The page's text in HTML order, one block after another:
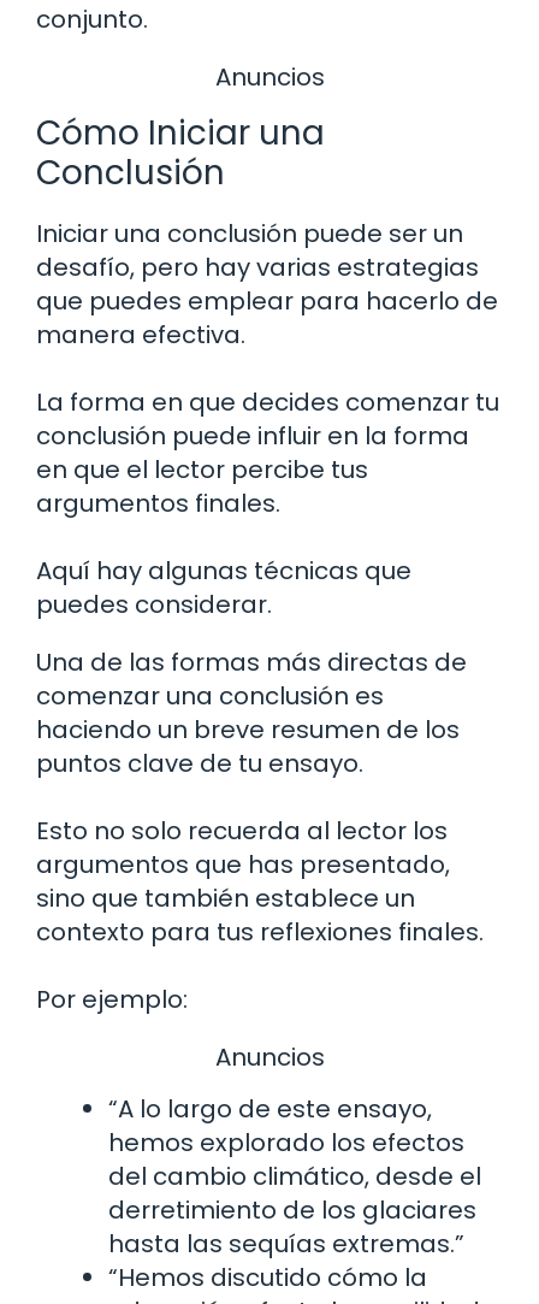
conjunto.
Anuncios
Cómo Iniciar una
Conclusión
Iniciar una conclusión puede ser un
desafío, pero hay varias estrategias
que puedes emplear para hacerlo de
manera efectiva.
La forma en que decides comenzar tu
conclusión puede influir en la forma
en que el lector percibe tus
argumentos finales.
Aquí hay algunas técnicas que
puedes considerar.
Una de las formas más directas de
comenzar una conclusión es
haciendo un breve resumen de los
puntos clave de tu ensayo.
Esto no solo recuerda al lector los
argumentos que has presentado,
sino que también establece un
contexto para tus reflexiones finales.
Por ejemplo:
Anuncios
“A lo largo de este ensayo,
hemos explorado los efectos
del cambio climático, desde el
derretimiento de los glaciares
hasta las sequías extremas.”
“Hemos discutido cómo la